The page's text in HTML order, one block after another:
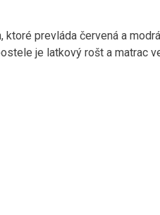
prevláda červená a
je latkový rošt a matrac